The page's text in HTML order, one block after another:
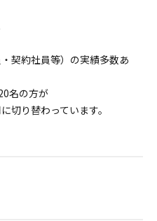
契約社員等）の実績多数あ
名の方が
切り替わっています。